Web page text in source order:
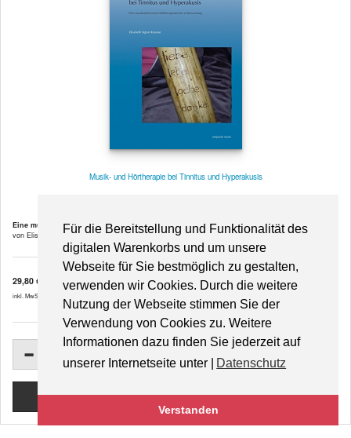
Für die Bereitstellung und Funktionalität des
digitalen Warenkorbs und um unsere
Webseite für Sie bestmöglich zu gestalten,
verwenden wir Cookies. Durch die weitere
Nutzung der Webseite stimmen Sie der
Verwendung von Cookies zu. Weitere
Informationen dazu finden Sie jederzeit auf
unserer Internetseite unter |
Datenschutz
Verstanden
Musik- und Hörtherapie bei Tinnitus und Hyperakusis
Eine musikmedizinisch-hörtherapeutische Untersuchung
von Elisabeth Sigron ...
29,80 €
inkl. MwSt. zzgl.